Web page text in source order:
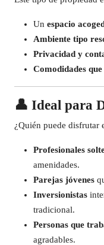
Un espacio
Ambiente tipo
Privacidad y
Comodidades
👤 Ideal para
¿Quién puede disfrutar
Profesionales
amenidades.
Parejas jóvenes
Inversionistas
tradicional.
Personas que
agradables.